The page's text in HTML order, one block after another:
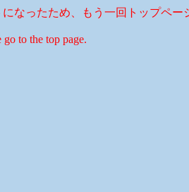
なったため、もう一回トップペー
go to the top page.